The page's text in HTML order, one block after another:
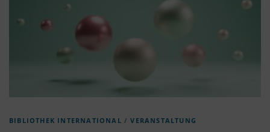
BIBLIOTHEK INTERNATIONAL /VERANSTALTUNG